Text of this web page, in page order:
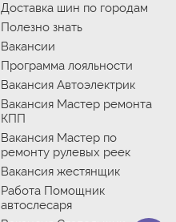
Доставка шин по городам
Полезно знать
Вакансии
Программа лояльности
Вакансия Автоэлектрик
Вакансия Мастер ремонта
КПП
Вакансия Мастер по
ремонту рулевых реек
Вакансия жестянщик
Работа Помощник
автослесаря